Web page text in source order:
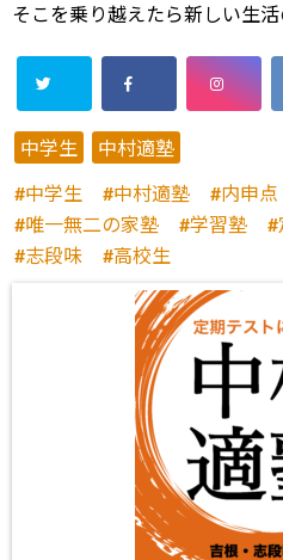
そこを乗り越えたら新しい生活
中学生
中村適塾
中学生
中村適塾 内申点
唯一無二の家塾
学習塾
志段味
高校生